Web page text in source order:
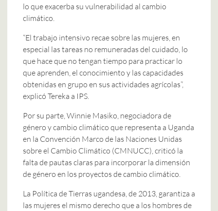
lo que exacerba su vulnerabilidad al cambio
climático.
“El trabajo intensivo recae sobre las mujeres, en
especial las tareas no remuneradas del cuidado, lo
que hace que no tengan tiempo para practicar lo
que aprenden, el conocimiento y las capacidades
obtenidas en grupo en sus actividades agrícolas”,
explicó Tereka a IPS.
Por su parte, Winnie Masiko, negociadora de
género y cambio climático que representa a Uganda
en la Convención Marco de las Naciones Unidas
sobre el Cambio Climático (CMNUCC), criticó la
falta de pautas claras para incorporar la dimensión
de género en los proyectos de cambio climático.
La Política de Tierras ugandesa, de 2013, garantiza a
las mujeres el mismo derecho que a los hombres de